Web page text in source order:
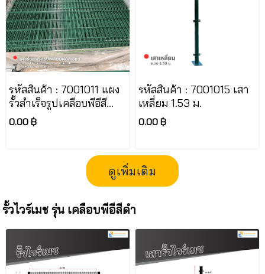
รหัสสินค้า : 7001011 แผง
รั้วสำเร็จรูปเคลือบพีอีสี
เขียว ขนาด 1.53 x 2.4 ม.
ความหนาของลวด 4.5 มม.
0.00 ฿
รหัสสินค้า : 7001015 เสา
เหลี่ยม 1.53 ม.
0.00 ฿
ดูเพิ่มเติม
รั้วไวร์เมช รุ่น เคลือบพีอีสีดำ